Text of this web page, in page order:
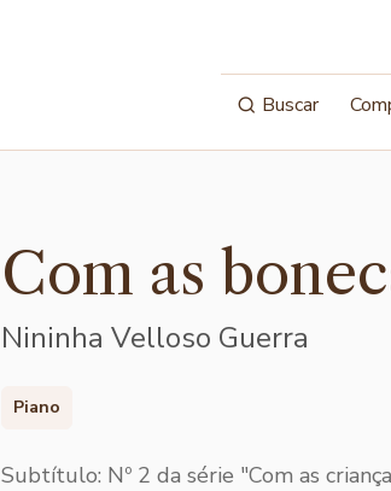
Buscar
Com as
Nininha Velloso Guerra
Piano
Subtítulo: Nº 2 da série "Com as